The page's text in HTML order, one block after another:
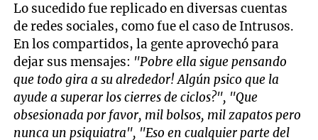
Lo sucedido fue replicado en diversas cuentas
de redes sociales, como fue el caso de Intrusos.
En los compartidos, la gente aprovechó para
dejar sus mensajes: "Pobre ella sigue pensando
que todo gira a su alrededor! Algún psico que la
ayude a superar los cierres de ciclos?", "Que
obsesionada por favor, mil bolsos, mil zapatos pero
nunca un psiquiatra", "Eso en cualquier parte del